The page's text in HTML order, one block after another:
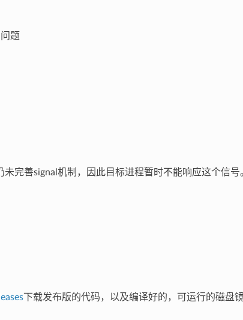
题
完善signal机制，因此目标进程暂时不能响应这个信号
下载发布版的代码，以及编译好的，可运行的磁盘